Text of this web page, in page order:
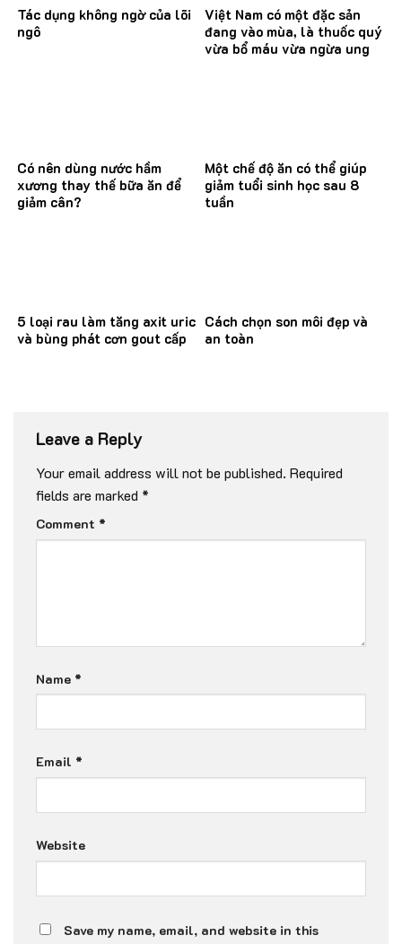
Tác dụng không ngờ của lõi
ngô
Việt Nam có một đặc sản
đang vào mùa, là thuốc quý
vừa bổ máu vừa ngừa ung
Có nên dùng nước hầm
xương thay thế bữa ăn để
giảm cân?
Một chế độ ăn có thể giúp
giảm tuổi sinh học sau 8
tuần
5 loại rau làm tăng axit uric
và bùng phát cơn gout cấp
Cách chọn son môi đẹp và
an toàn
Leave a Reply
Your email address will not be published. Required
fields are marked *
Comment *
Name *
Email *
Website
Save my name, email, and website in this